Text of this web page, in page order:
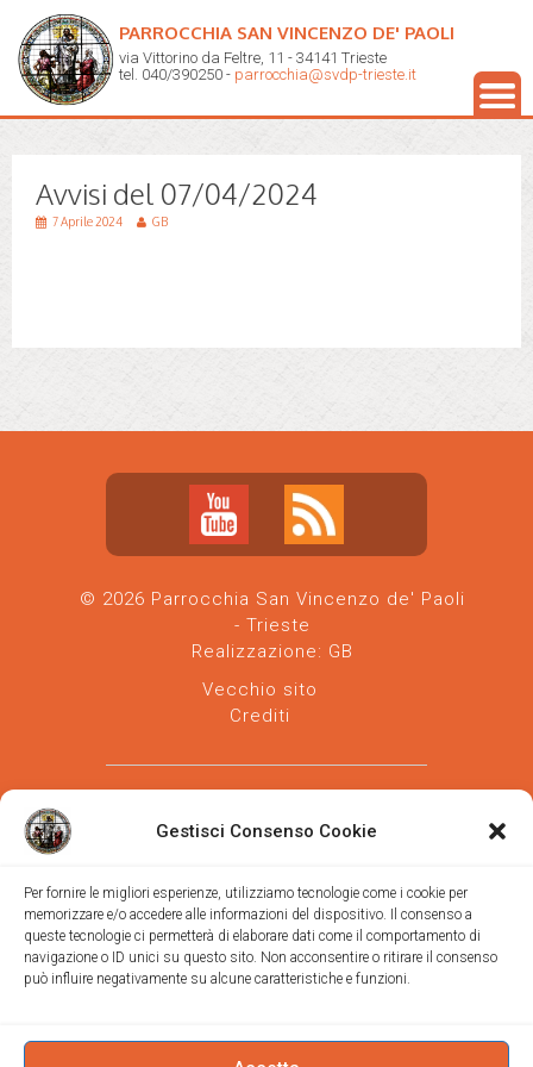
Gestisci Consenso Cookie
Per fornire le migliori esperienze, utilizziamo tecnologie come i cookie per
memorizzare e/o accedere alle informazioni del dispositivo. Il consenso a
queste tecnologie ci permetterà di elaborare dati come il comportamento di
navigazione o ID unici su questo sito. Non acconsentire o ritirare il consenso
può influire negativamente su alcune caratteristiche e funzioni.
PARROCCHIA SAN VINCENZO DE' PAOLI
via Vittorino da Feltre, 11 - 34141 Trieste
tel. 040/390250 - parrocchia@svdp-trieste.it
Avvisi del 07/04/2024
7 Aprile 2024 GB
© 2026 Parrocchia San Vincenzo de' Paoli
- Trieste
Realizzazione: GB
Vecchio sito
Crediti
Parrocchia san Vincenzo de' Paoli-Diocesi
di Trieste
via Vittorino da Feltre, 11 (chiesa)
Trieste